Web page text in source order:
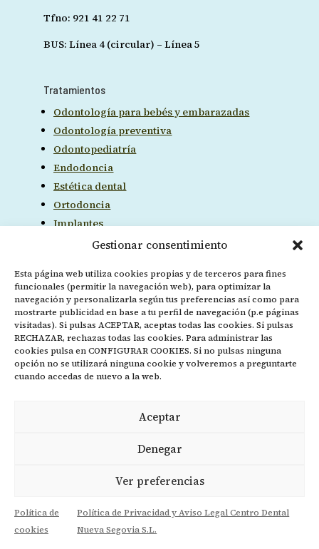
Gestionar consentimiento
Esta página web utiliza cookies propias y de terceros para fines
funcionales (permitir la navegación web), para optimizar la
navegación y personalizarla según tus preferencias así como para
mostrarte publicidad en base a tu perfil de navegación (p.e páginas
visitadas). Si pulsas ACEPTAR, aceptas todas las cookies. Si pulsas
RECHAZAR, rechazas todas las cookies. Para administrar las
cookies pulsa en CONFIGURAR COOKIES. Si no pulsas ninguna
opción no se utilizará ninguna cookie y volveremos a preguntarte
cuando accedas de nuevo a la web.
Aceptar
Denegar
Ver preferencias
Política de
cookies
Política de Privacidad y Aviso Legal Centro Dental
Nueva Segovia S.L.
Tfno: 921 41 22 71
BUS: Línea 4 (circular) – Línea 5
Tratamientos
Odontología para bebés y embarazadas
Odontología preventiva
Odontopediatría
Endodoncia
Estética dental
Ortodoncia
Implantes
Rehabilitación funcional, migrañas, vértigos
Ubicación